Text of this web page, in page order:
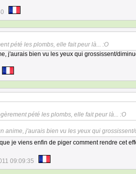
pété les plombs, elle fait peur là... :O
j'aurais bien vu les yeux qui grossissent/
pété les plombs, elle fait peur là... :O
anime, j'aurais bien vu les yeux qui
je viens enfin de piger comment rendre cet
09:09:35